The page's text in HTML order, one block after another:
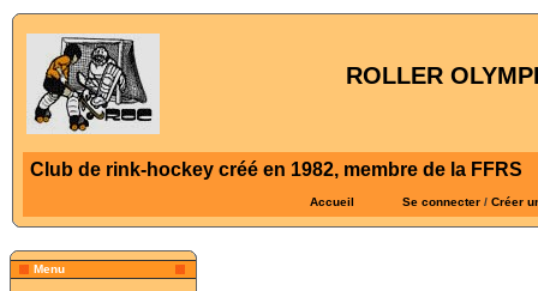
ROLLER
Club de rink-hockey créé en 1982, membre de la FFRS
Accueil Se connecter / Créer
Menu